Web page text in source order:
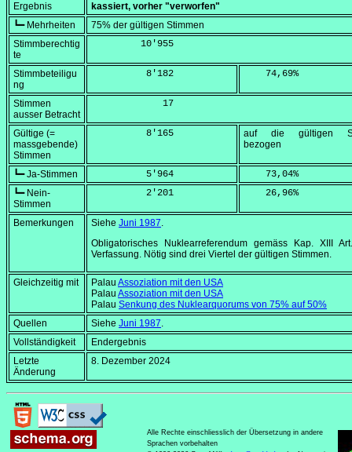
Ergebnis
kassiert, vorher "verworfen"
┗━ Mehrheiten
75% der gültigen Stimmen
Stimmberechtig
te
         10'955
Stimmbeteiligu
ng
          8'182
    74,69
%
Stimmen
ausser Betracht
             17
Gültige (=
massgebende)
Stimmen
          8'165
auf die gültigen
bezogen
┗━ Ja-Stimmen
          5'964
    73,04
%
┗━ Nein-
Stimmen
          2'201
    26,96
%
Bemerkungen Siehe Juni 1987.
Obligatorisches Nuklearreferendum gemäss Kap. XIII
Verfassung. Nötig sind drei Viertel der gültigen Stimmen.
Gleichzeitig mit Palau Assoziation mit den USA
Palau Assoziation mit den USA
Palau Senkung des Nuklearquorums von 75% auf 50%
Quellen
Siehe Juni 1987.
Vollständigkeit
Endergebnis
Letzte
Änderung
8. Dezember 2024
Alle Rechte einschliesslich der Übersetzung in andere
Sprachen vorbehalten